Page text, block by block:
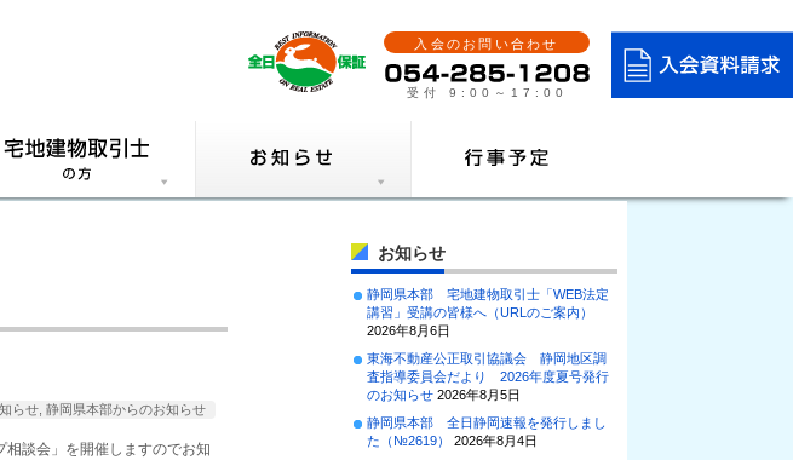
入会のお問い合わせ
受付 9:00～17:00
らせ ,静岡県本部からのお知らせ
談会」を開催しますのでお知
お知らせ
静岡県本部 宅地建物取引士「WEB法定
講習」受講の皆様へ（URLのご案内）
2026年8月6日
東海不動産公正取引協議会 静岡地区調
査指導委員会だより 2026年度夏号発行
のお知らせ 2026年8月5日
静岡県本部 全日静岡速報を発行しまし
た（№2619）
2026年8月4日